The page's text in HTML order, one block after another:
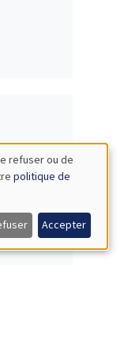
refuser ou de
politique de
Accepter